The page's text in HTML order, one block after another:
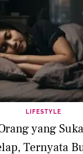
LIFESTYLE
yang
Ternyata